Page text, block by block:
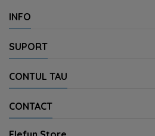
INFO
SUPORT
CONTUL TAU
CONTACT